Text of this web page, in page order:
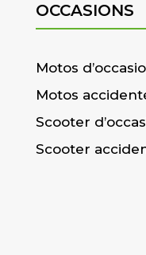
OCCASIONS
Motos
Motos
Scooter
Scooter